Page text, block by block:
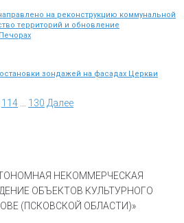
на реконструкцию коммунальной
территорий и обновление
зондажей на фасадах Церкви
114 130 Далее
НЕКОММЕРЧЕСКАЯ
ОБЪЕКТОВ КУЛЬТУРНОГО
(ПСКОВСКОЙ ОБЛАСТИ)»